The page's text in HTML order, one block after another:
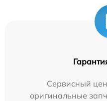
Сервисный
оригинальные